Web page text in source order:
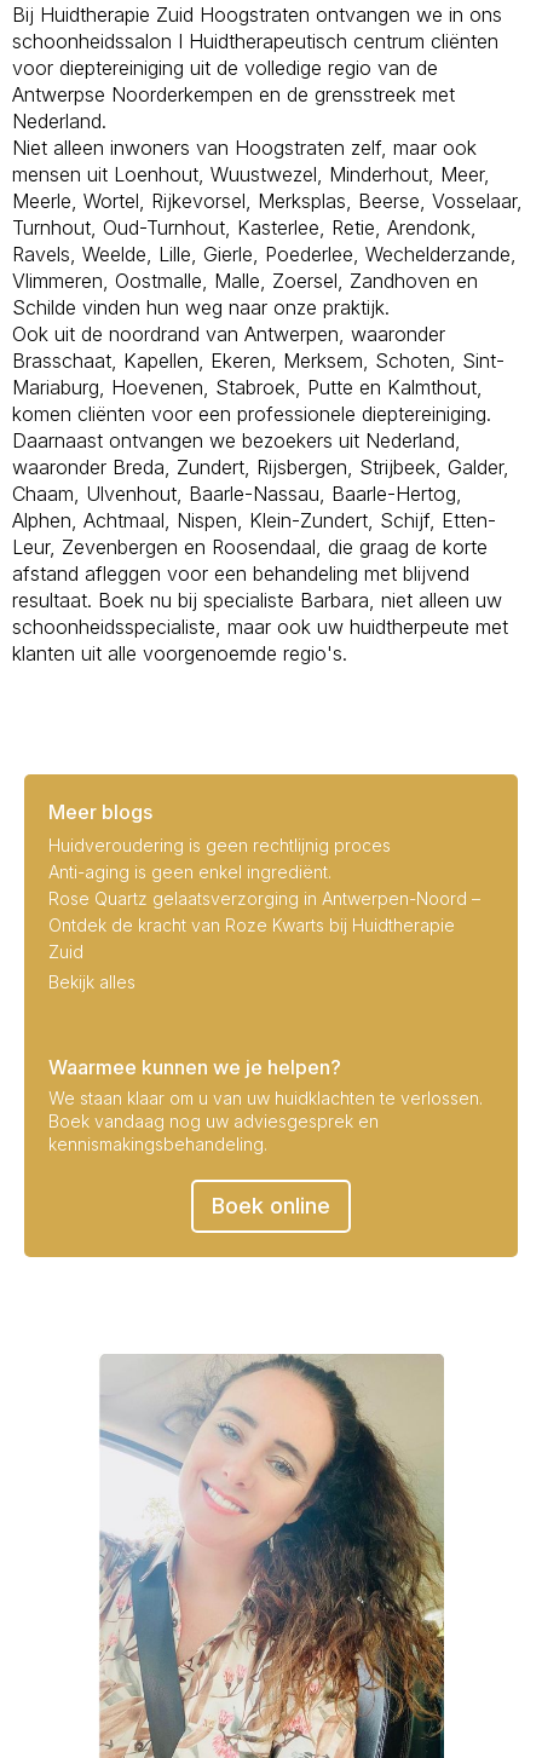
Bij Huidtherapie Zuid Hoogstraten ontvangen we in ons
schoonheidssalon I Huidtherapeutisch centrum cliënten
voor dieptereiniging uit de volledige regio van de
Antwerpse Noorderkempen en de grensstreek met
Nederland.
Niet alleen inwoners van Hoogstraten zelf, maar ook
mensen uit Loenhout, Wuustwezel, Minderhout, Meer,
Meerle, Wortel, Rijkevorsel, Merksplas, Beerse, Vosselaar,
Turnhout, Oud-Turnhout, Kasterlee, Retie, Arendonk,
Ravels, Weelde, Lille, Gierle, Poederlee, Wechelderzande,
Vlimmeren, Oostmalle, Malle, Zoersel, Zandhoven en
Schilde vinden hun weg naar onze praktijk.
Ook uit de noordrand van Antwerpen, waaronder
Brasschaat, Kapellen, Ekeren, Merksem, Schoten, Sint-
Mariaburg, Hoevenen, Stabroek, Putte en Kalmthout,
komen cliënten voor een professionele dieptereiniging.
Daarnaast ontvangen we bezoekers uit Nederland,
waaronder Breda, Zundert, Rijsbergen, Strijbeek, Galder,
Chaam, Ulvenhout, Baarle-Nassau, Baarle-Hertog,
Alphen, Achtmaal, Nispen, Klein-Zundert, Schijf, Etten-
Leur, Zevenbergen en Roosendaal, die graag de korte
afstand afleggen voor een behandeling met blijvend
resultaat. Boek nu bij specialiste Barbara, niet alleen uw
schoonheidsspecialiste, maar ook uw huidtherpeute met
klanten uit alle voorgenoemde regio's.
Meer blogs
Huidveroudering is geen rechtlijnig proces
Anti-aging is geen enkel ingrediënt.
Rose Quartz gelaatsverzorging in Antwerpen-Noord –
Ontdek de kracht van Roze Kwarts bij Huidtherapie
Zuid
Bekijk alles
Waarmee kunnen we je helpen?
We staan klaar om u van uw huidklachten te verlossen.
Boek vandaag nog uw adviesgesprek en
kennismakingsbehandeling.
Boek online